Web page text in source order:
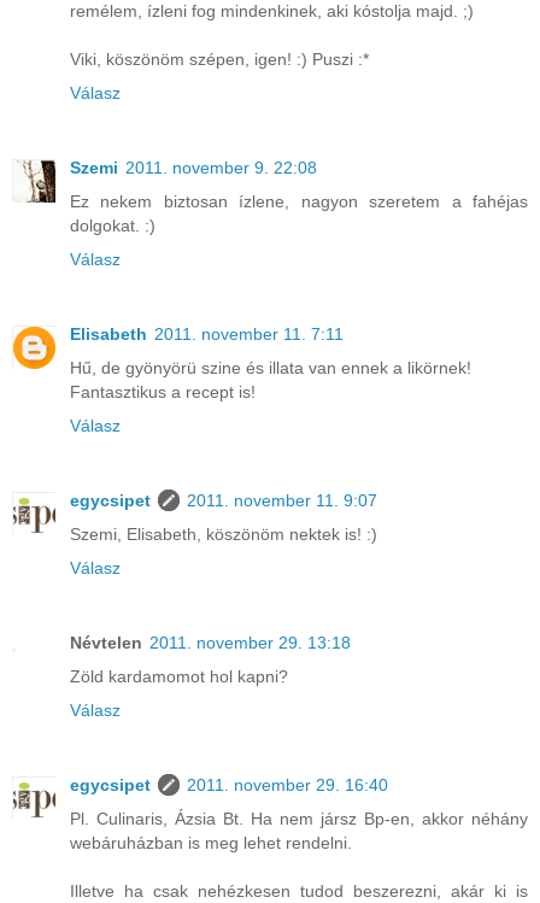
remélem, ízleni fog mindenkinek, aki kóstolja majd. ;)
Viki, köszönöm szépen, igen! :) Puszi :*
Válasz
Szemi 2011. november 9. 22:08
Ez nekem biztosan ízlene, nagyon szeretem a fahéjas
dolgokat. :)
Válasz
Elisabeth 2011. november 11. 7:11
Hű, de gyönyörü szine és illata van ennek a likörnek!
Fantasztikus a recept is!
Válasz
egycsipet
2011. november 11. 9:07
Szemi, Elisabeth, köszönöm nektek is! :)
Válasz
Névtelen 2011. november 29. 13:18
Zöld kardamomot hol kapni?
Válasz
egycsipet
2011. november 29. 16:40
Pl. Culinaris, Ázsia Bt. Ha nem jársz Bp-en, akkor néhány
webáruházban is meg lehet rendelni.
Illetve ha csak nehézkesen tudod beszerezni, akár ki is